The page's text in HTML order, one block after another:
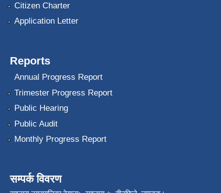
Citizen Charter
Application Letter
Reports
Annual Progress Report
Trimester Progress Report
Public Hearing
Public Audit
Monthly Progress Report
सम्पर्क विवरण